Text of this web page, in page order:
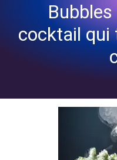
cocktail qui